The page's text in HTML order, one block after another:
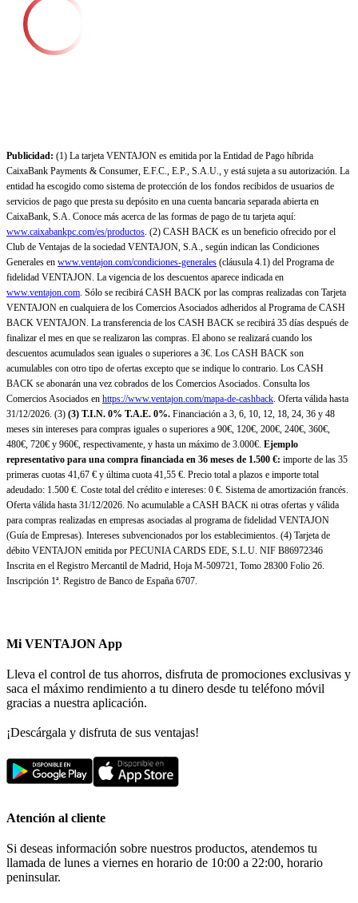
Publicidad: (1) La tarjeta VENTAJON es emitida por la Entidad de Pago híbrida
CaixaBank Payments & Consumer, E.F.C., E.P., S.A.U., y está sujeta a su autorización. La
entidad ha escogido como sistema de protección de los fondos recibidos de usuarios de
servicios de pago que presta su depósito en una cuenta bancaria separada abierta en
CaixaBank, S.A. Conoce más acerca de las formas de pago de tu tarjeta aquí:
www.caixabankpc.com/es/productos. (2) CASH BACK es un beneficio ofrecido por el
Club de Ventajas de la sociedad VENTAJON, S.A., según indican las Condiciones
Generales en www.ventajon.com/condiciones-generales (cláusula 4.1) del Programa de
fidelidad VENTAJON. La vigencia de los descuentos aparece indicada en
www.ventajon.com. Sólo se recibirá CASH BACK por las compras realizadas con Tarjeta
VENTAJON en cualquiera de los Comercios Asociados adheridos al Programa de CASH
BACK VENTAJON. La transferencia de los CASH BACK se recibirá 35 días después de
finalizar el mes en que se realizaron las compras. El abono se realizará cuando los
descuentos acumulados sean iguales o superiores a 3€. Los CASH BACK son
acumulables con otro tipo de ofertas excepto que se indique lo contrario. Los CASH
BACK se abonarán una vez cobrados de los Comercios Asociados. Consulta los
Comercios Asociados en https://www.ventajon.com/mapa-de-cashback. Oferta válida hasta
31/12/2026. (3) (3) T.I.N. 0% T.A.E. 0%. Financiación a 3, 6, 10, 12, 18, 24, 36 y 48
meses sin intereses para compras iguales o superiores a 90€, 120€, 200€, 240€, 360€,
480€, 720€ y 960€, respectivamente, y hasta un máximo de 3.000€. Ejemplo
representativo para una compra financiada en 36 meses de 1.500 €: importe de las 35
primeras cuotas 41,67 € y última cuota 41,55 €. Precio total a plazos e importe total
adeudado: 1.500 €. Coste total del crédito e intereses: 0 €. Sistema de amortización francés.
Oferta válida hasta 31/12/2026. No acumulable a CASH BACK ni otras ofertas y válida
para compras realizadas en empresas asociadas al programa de fidelidad VENTAJON
(Guía de Empresas). Intereses subvencionados por los establecimientos. (4) Tarjeta de
débito VENTAJON emitida por PECUNIA CARDS EDE, S.L.U. NIF B86972346
Inscrita en el Registro Mercantil de Madrid, Hoja M-509721, Tomo 28300 Folio 26.
Inscripción 1ª. Registro de Banco de España 6707.
Mi VENTAJON App
Lleva el control de tus ahorros, disfruta de promociones exclusivas y
saca el máximo rendimiento a tu dinero desde tu teléfono móvil
gracias a nuestra aplicación.
¡Descárgala y disfruta de sus ventajas!
Atención al cliente
Si deseas información sobre nuestros productos, atendemos tu
llamada de lunes a viernes en horario de 10:00 a 22:00, horario
peninsular.